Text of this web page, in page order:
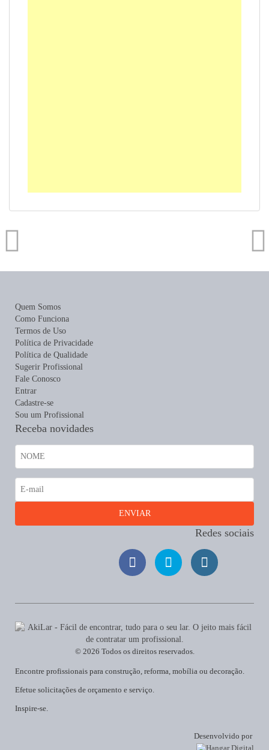
Quem Somos
Como Funciona
Termos de Uso
Política de Privacidade
Política de Qualidade
Sugerir Profissional
Fale Conosco
Entrar
Cadastre-se
Sou um Profissional
Receba novidades
Redes sociais
Encontre profissionais para construção, reforma, mobília ou decoração.
Efetue solicitações de orçamento e serviço.
Inspire-se.
© 2026 Todos os direitos reservados.
Desenvolvido por